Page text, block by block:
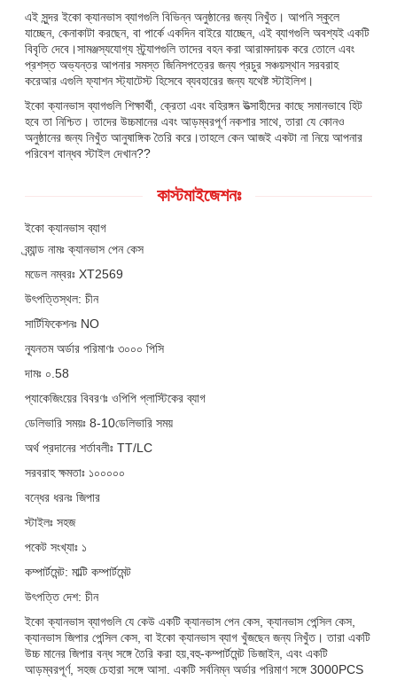
এই সুন্দর ইকো ক্যানভাস ব্যাগগুলি বিভিন্ন অনুষ্ঠানের জন্য নিখুঁত। আপনি স্কুলে
যাচ্ছেন, কেনাকাটা করছেন, বা পার্কে একদিন বাইরে যাচ্ছেন, এই ব্যাগগুলি অবশ্যই একটি
বিবৃতি দেবে।সামঞ্জস্যযোগ্য স্ট্র্যাপগুলি তাদের বহন করা আরামদায়ক করে তোলে এবং
প্রশস্ত অভ্যন্তর আপনার সমস্ত জিনিসপত্রের জন্য প্রচুর সঞ্চয়স্থান সরবরাহ
করেআর এগুলি ফ্যাশন স্ট্যাটেস্ট হিসেবে ব্যবহারের জন্য যথেষ্ট স্টাইলিশ।
ইকো ক্যানভাস ব্যাগগুলি শিক্ষার্থী, ক্রেতা এবং বহিরঙ্গন উত্সাহীদের কাছে সমানভাবে হিট
হবে তা নিশ্চিত। তাদের উচ্চমানের এবং আড়ম্বরপূর্ণ নকশার সাথে, তারা যে কোনও
অনুষ্ঠানের জন্য নিখুঁত আনুষাঙ্গিক তৈরি করে।তাহলে কেন আজই একটা না নিয়ে আপনার
পরিবেশ বান্ধব স্টাইল দেখান??
কাস্টমাইজেশনঃ
ইকো ক্যানভাস ব্যাগ
ব্র্যান্ড নামঃ ক্যানভাস পেন কেস
মডেল নম্বরঃ XT2569
উৎপত্তিস্থল: চীন
সার্টিফিকেশনঃ NO
ন্যূনতম অর্ডার পরিমাণঃ ৩০০০ পিসি
দামঃ ০.58
প্যাকেজিংয়ের বিবরণঃ ওপিপি প্লাস্টিকের ব্যাগ
ডেলিভারি সময়ঃ 8-10ডেলিভারি সময়
অর্থ প্রদানের শর্তাবলীঃ TT/LC
সরবরাহ ক্ষমতাঃ ১০০০০০
বন্ধের ধরনঃ জিপার
স্টাইলঃ সহজ
পকেট সংখ্যাঃ ১
কম্পার্টমেন্ট: মাল্টি কম্পার্টমেন্ট
উৎপত্তি দেশ: চীন
ইকো ক্যানভাস ব্যাগগুলি যে কেউ একটি ক্যানভাস পেন কেস, ক্যানভাস পেন্সিল কেস,
ক্যানভাস জিপার পেন্সিল কেস, বা ইকো ক্যানভাস ব্যাগ খুঁজছেন জন্য নিখুঁত। তারা একটি
উচ্চ মানের জিপার বন্ধ সঙ্গে তৈরি করা হয়,বহু-কম্পার্টমেন্ট ডিজাইন, এবং একটি
আড়ম্বরপূর্ণ, সহজ চেহারা সঙ্গে আসা. একটি সর্বনিম্ন অর্ডার পরিমাণ সঙ্গে 3000PCS